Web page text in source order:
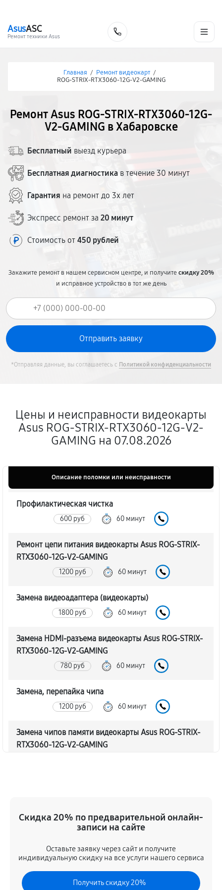
AsusASC
Ремонт техники Asus
Главная / Ремонт видеокарт /
ROG-STRIX-RTX3060-12G-V2-GAMING
Ремонт Asus ROG-STRIX-RTX3060-12G-
V2-GAMING в Хабаровске
Бесплатный выезд курьера
Бесплатная диагностика в течение 30 минут
Гарантия на ремонт до 3х лет
Экспресс ремонт за 20 минут
Стоимость от 450 рублей
Закажите ремонт в нашем сервисном центре, и получитескидку 20%
и исправное устройство в тот же день
*Отправляя данные, вы соглашаетесь с Политикой конфиденциальности
Цены и неисправности видеокарты
Asus ROG-STRIX-RTX3060-12G-V2-
GAMING на 07.08.2026
Описание поломки или неисправности
Профилактическая чистка
600 руб 60 минут
Ремонт цепи питания видеокарты Asus ROG-STRIX-
RTX3060-12G-V2-GAMING
1200 руб 60 минут
Замена видеоадаптера (видеокарты)
1800 руб 60 минут
Замена HDMI-разъема видеокарты Asus ROG-STRIX-
RTX3060-12G-V2-GAMING
780 руб 60 минут
Замена, перепайка чипа
1200 руб 60 минут
Замена чипов памяти видеокарты Asus ROG-STRIX-
RTX3060-12G-V2-GAMING
Восстановление BIOS на программаторе
660 руб 60 минут
Скидка 20% по предварительной онлайн-
записи на сайте
Оставьте заявку через сайт и получите
индивидуальную скидку на все услуги нашего сервиса
Получить скидку 20%